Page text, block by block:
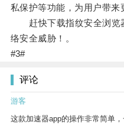
私保护等功能，为用户带来
赶快下载指纹安全浏览
络安全威胁！。
#3#
评论
游客
这款加速器app的操作非常简单